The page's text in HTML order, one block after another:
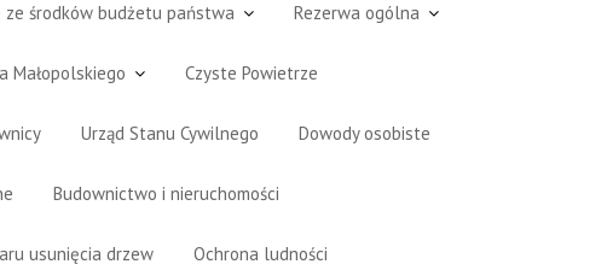
ze środków budżetu państwa Rezerwa ogólna
Małopolskiego Czyste Powietrze
Urząd Stanu Cywilnego Dowody osobiste
Budownictwo i nieruchomości
usunięcia drzew Ochrona ludności